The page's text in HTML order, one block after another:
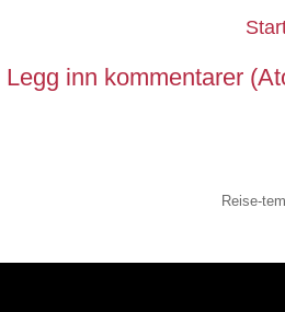
Legg inn kommentarer
Reise-